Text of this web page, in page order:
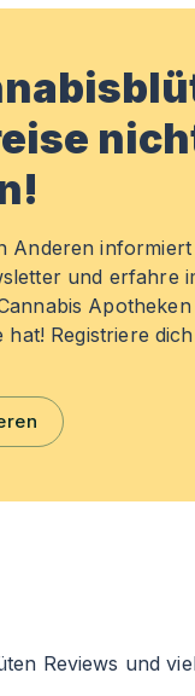
Anderen
und erfahre
hat! Registriere
Reviews und